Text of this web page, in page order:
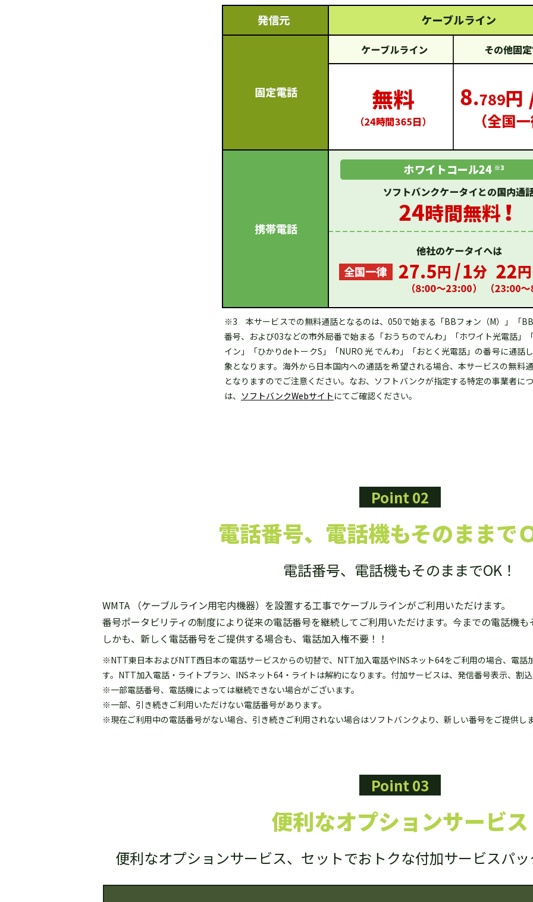
※3 本サービスでの無料通話となるのは、050で始まる「BBフォン（M）」「
番号、および03などの市外局番で始まる「おうちのでんわ」「ホワイト光電話」
イン」「ひかりdeトークS」「NURO 光 でんわ」「おとく光電話」の番号に通話
象となります。海外から日本国内への通話を希望される場合、本サービスの無料
となりますのでご注意ください。なお、ソフトバンクが指定する特定の事業者に
は、 ソフトバンクWebサイト にてご確認ください。
Point 02
電話番号、電話機もそのままで
電話番号、電話機もそのままでOK！
WMTA （ケーブルライン用宅内機器）を設置する工事でケーブルラインがご利用いただけます。
番号ポータビリティの制度により従来の電話番号を継続してご利用いただけます。今までの電話機
しかも、新しく電話番号をご提供する場合も、電話加入権不要！！
※NTT東日本およびNTT西日本の電話サービスからの切替で、NTT加入電話やINSネット64をご利用の場合、電話
す。NTT加入電話・ライトプラン、INSネット64・ライトは解約になります。付加サービスは、発信番号表示、割
※一部電話番号、電話機によっては継続できない場合がございます。
※一部、引き続きご利用いただけない電話番号があります。
※現在ご利用中の電話番号がない場合、引き続きご利用されない場合はソフトバンクより、新しい番号をご提供し
Point 03
便利なオプションサービス
便利なオプションサービス、セットでおトクな付加サービスパ